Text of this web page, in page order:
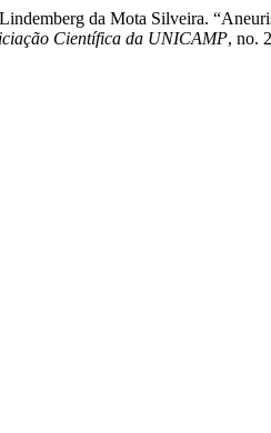
da Mota Silveira.
Científica da UNICAMP, no.